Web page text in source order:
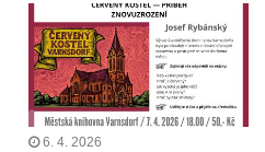
6. 4. 2026